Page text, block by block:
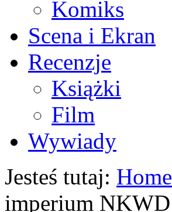
Komiks
Scena i Ekran
Recenzje
Książki
Film
Wywiady
Jesteś tutaj: Home
imperium NKWD